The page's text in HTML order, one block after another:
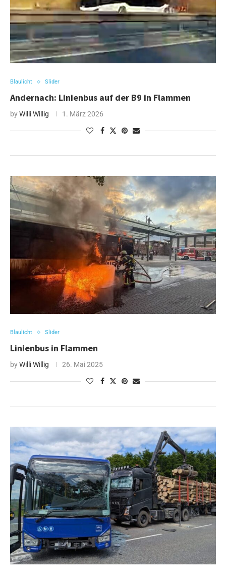
Blaulicht Slider
Andernach: Linienbus auf der B9 in Flammen
byWilli Willig 1. März 2026
Blaulicht Slider
Linienbus in Flammen
byWilli Willig 26. Mai 2025